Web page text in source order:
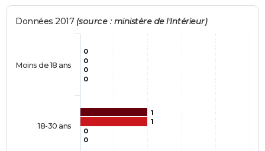
Données 2017 (source : ministère de l'Intérieur)
0
1
0
1
0
0
0
0
Moins de 18 ans
18-30 ans